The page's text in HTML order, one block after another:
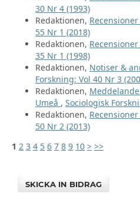
30 Nr 4 (1993)
Redaktionen, Recensioner
55 Nr 1 (2018)
Redaktionen, Recensioner
35 Nr 1 (1998)
Redaktionen, Notiser &
Forskning: Vol 40 Nr 3
Redaktionen,
Umeå , Sociologisk
Redaktionen, Recensioner
50 Nr 2 (2013)
1 2 3 4 5 6 7 8 9 10 > >>
SKICKA IN BIDRAG